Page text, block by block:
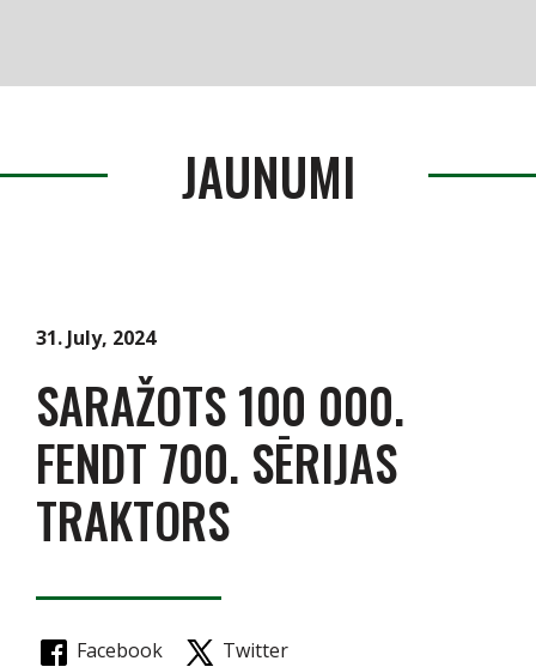
Noliktava
Kontakti
Vakances
JAUNUMI
31. July, 2024
SARAŽOTS 100 000.
FENDT 700. SĒRIJAS
TRAKTORS
Facebook Twitter